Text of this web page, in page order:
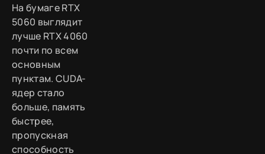
На бумаге RTX
5060 выглядит
лучше RTX 4060
почти по всем
основным
пунктам. CUDA-
ядер стало
больше, память
быстрее,
пропускная
способность